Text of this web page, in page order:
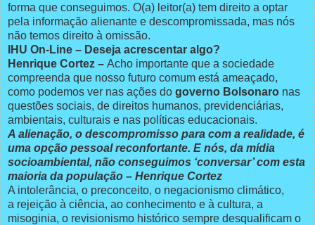
forma que conseguimos. O(a) leitor(a) tem direito a optar
pela informação alienante e descompromissada, mas nós
não temos direito à omissão.
IHU On-Line – Deseja acrescentar algo?
Henrique Cortez – Acho importante que a sociedade
compreenda que nosso futuro comum está ameaçado,
como podemos ver nas ações do governo Bolsonaro nas
questões sociais, de direitos humanos, previdenciárias,
ambientais, culturais e nas políticas educacionais.
A alienação, o descompromisso para com a realidade, é
uma opção pessoal reconfortante. E nós, da mídia
socioambiental, não conseguimos ‘conversar’ com esta
maioria da população – Henrique Cortez
A intolerância, o preconceito, o negacionismo climático,
a rejeição à ciência, ao conhecimento e à cultura, a
misoginia, o revisionismo histórico sempre desqualificam o